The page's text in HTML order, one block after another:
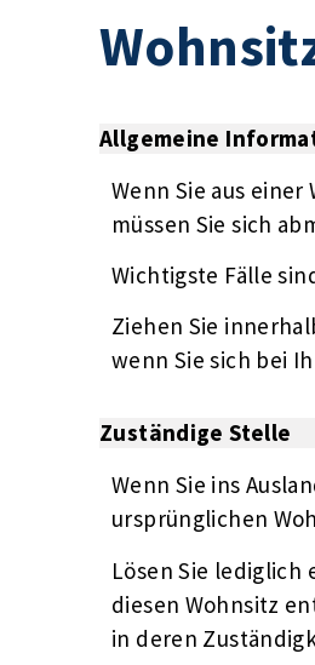
Allgemeine
Wenn Sie aus
müssen Sie sich
Wichtigste Fälle
Ziehen Sie
wenn Sie sich bei
Zuständige Stelle
Wenn Sie ins
ursprünglichen
Lösen Sie lediglich
diesen Wohnsitz
in deren